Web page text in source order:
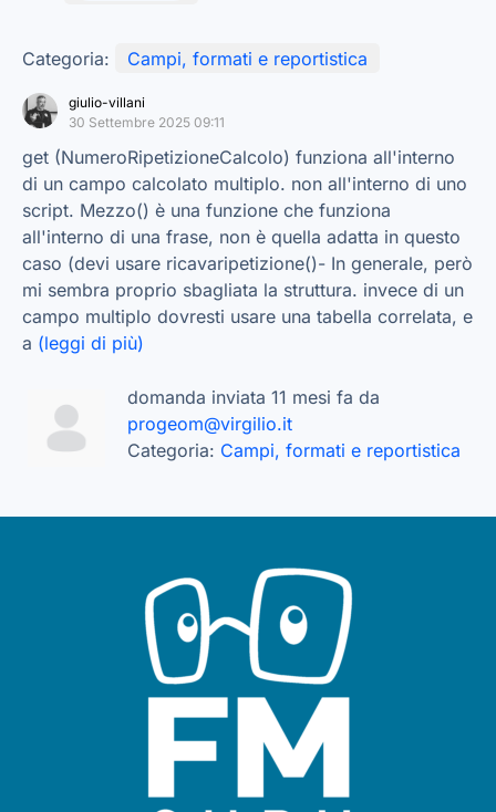
Categoria: Campi, formati e reportistica
giulio-villani
30 Settembre 2025 09:11
get (NumeroRipetizioneCalcolo) funziona all'interno
di un campo calcolato multiplo. non all'interno di uno
script. Mezzo() è una funzione che funziona
all'interno di una frase, non è quella adatta in questo
caso (devi usare ricavaripetizione()- In generale, però
mi sembra proprio sbagliata la struttura. invece di un
campo multiplo dovresti usare una tabella correlata, e
a (leggi di più)
domanda inviata 11 mesi fa da
progeom@virgilio.it
Categoria: Campi, formati e reportistica